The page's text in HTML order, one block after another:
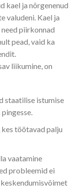
kael ja nõrgenenud
valudeni. Kael ja
piirkonnad
pead, vaid ka
liikumine, on
staatilise istumise
kes töötavad palju
vaatamine
probleemid ei